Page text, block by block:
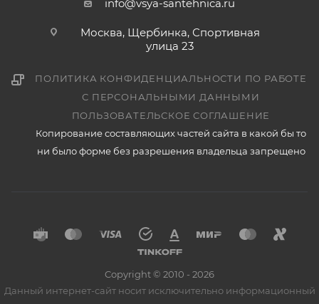
info@vsya-santehnica.ru
Москва, Щербинка, Спортивная
улица 23
ПОЛИТИКА КОНФИДЕНЦИАЛЬНОСТИ ПО РАБОТЕ
С ПЕРСОНАЛЬНЫМИ ДАННЫМИ
ПОЛЬЗОВАТЕЛЬСКОЕ СОГЛАШЕНИЕ
Копирование составляющих частей сайта в какой бы то
ни было форме без разрешения владельца запрещено
Copyright © 2010 - 2026
Данный интернет-сайт носит исключительно информационный